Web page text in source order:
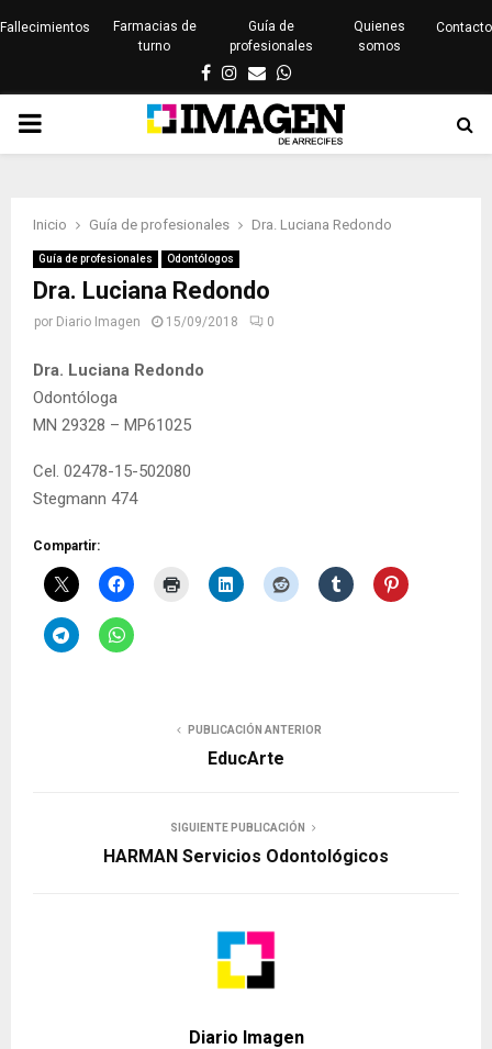
Fallecimientos
Farmacias de
turno
Guía de
profesionales
Quienes
somos
Contacto
Facebook
Instagram
EmailWhatsapp
PRIMARY
Inicio Guía de profesionales Dra. Luciana Redondo
Guía de profesionales Odontólogos
Dra. Luciana Redondo
por Diario Imagen 15/09/2018 0
Dra. Luciana Redondo
Odontóloga
MN 29328 – MP61025
Cel. 02478-15-502080
Stegmann 474
Compartir:
PUBLICACIÓN ANTERIOR
EducArte
SIGUIENTE PUBLICACIÓN
HARMAN Servicios Odontológicos
Diario Imagen